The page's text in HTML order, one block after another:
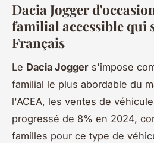
Dacia Jogger
familial accessible qui
Français
Le Dacia Jogger s'impose
familial le plus abordable du
l'ACEA, les ventes de
progressé de 8% en 2024,
familles pour ce type de